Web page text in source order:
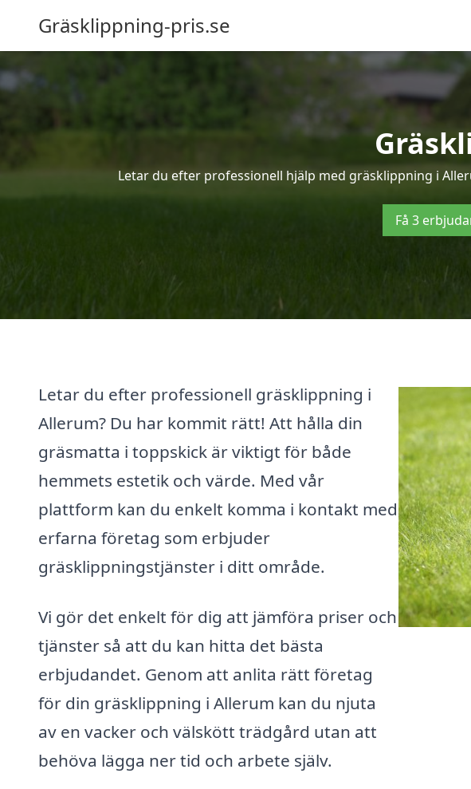
Gräsklippning-pris.se
Letar du efter professionell hjälp med gräsklippning i
Få 3
Letar du efter professionell gräsklippning i
Allerum? Du har kommit rätt! Att hålla din
gräsmatta i toppskick är viktigt för både
hemmets estetik och värde. Med vår
plattform kan du enkelt komma i kontakt med
erfarna företag som erbjuder
gräsklippningstjänster i ditt område.
Vi gör det enkelt för dig att jämföra priser och
tjänster så att du kan hitta det bästa
erbjudandet. Genom att anlita rätt företag
för din gräsklippning i Allerum kan du njuta
av en vacker och välskött trädgård utan att
behöva lägga ner tid och arbete själv.